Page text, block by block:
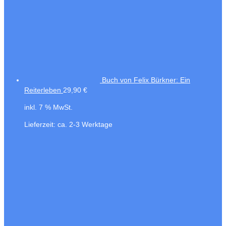
Buch von Felix Bürkner: Ein
Reiterleben 29,90 €
inkl. 7 % MwSt.
Lieferzeit: ca. 2-3 Werktage